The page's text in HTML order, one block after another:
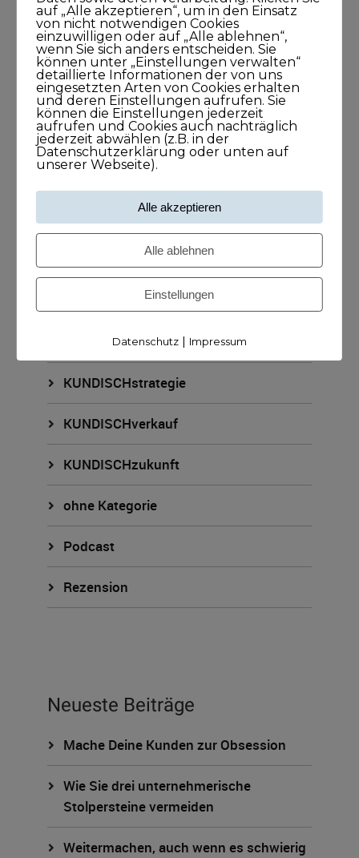
Kategorien
Blog
KUNDISCHgedacht
KUNDISCHkonkret
KUNDISCHleben
KUNDISCHpositioniert
KUNDISCHstory
KUNDISCHstrategie
KUNDISCHverkauf
KUNDISCHzukunft
ohne Kategorie
Podcast
Rezension
Neueste Beiträge
Mache Deine Kunden zur Obsession
Wie Sie drei unternehmerische
Stolpersteine vermeiden
Weitermachen, auch wenn es schwierig
auf „Alle akzeptieren“, um in den Einsatz
von nicht notwendigen Cookies
einzuwilligen oder auf „Alle ablehnen“,
wenn Sie sich anders entscheiden. Sie
können unter „Einstellungen verwalten“
detaillierte Informationen der von uns
eingesetzten Arten von Cookies erhalten
und deren Einstellungen aufrufen. Sie
können die Einstellungen jederzeit
aufrufen und Cookies auch nachträglich
jederzeit abwählen (z.B. in der
Datenschutzerklärung oder unten auf
unserer Webseite).
Alle akzeptieren
Alle ablehnen
Einstellungen
Datenschutz| Impressum